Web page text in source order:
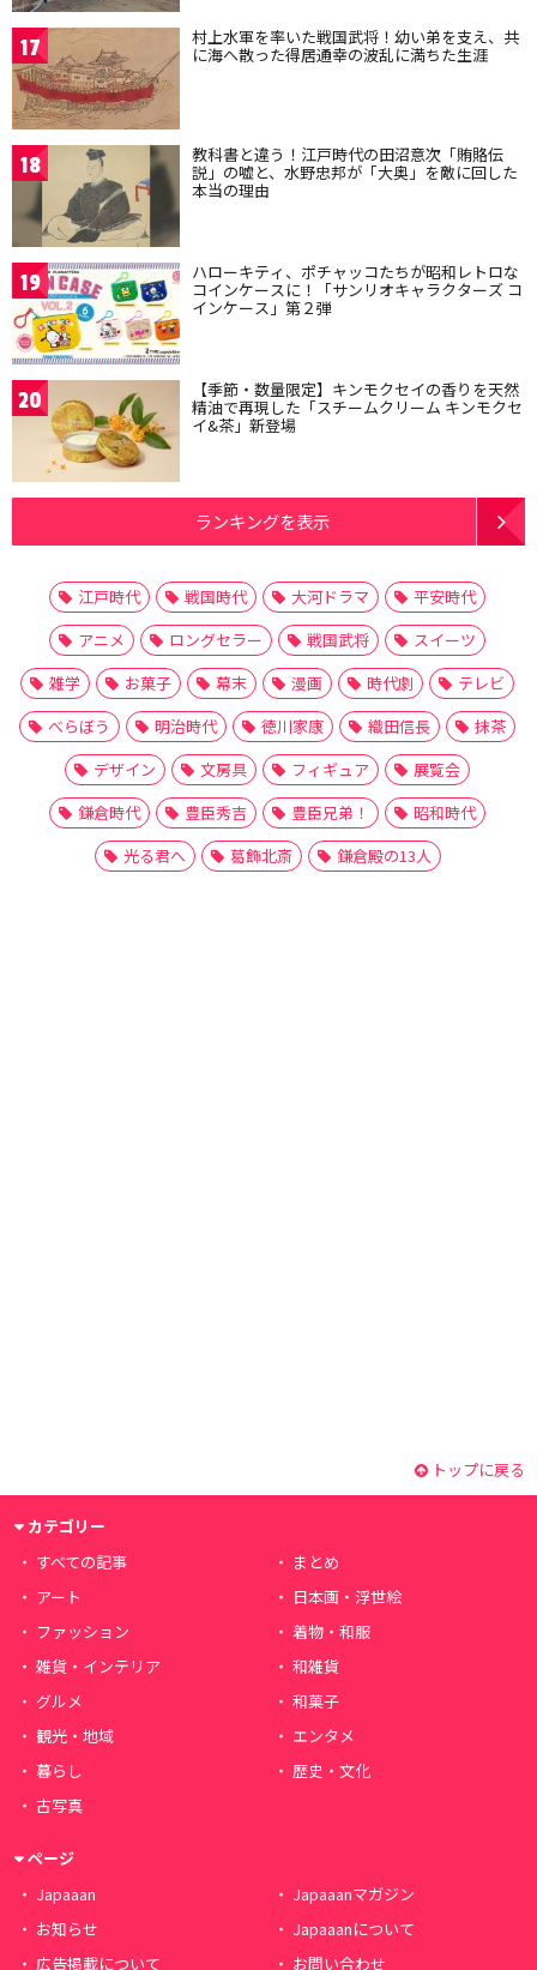
17 村上水軍を率いた戦国武将！幼い弟を支え、共
に海へ散った得居通幸の波乱に満ちた生涯
18 教科書と違う！江戸時代の田沼意次「賄賂伝
説」の嘘と、水野忠邦が「大奥」を敵に回した
本当の理由
19 ハローキティ、ポチャッコたちが昭和レトロな
コインケースに！「サンリオキャラクターズ コ
インケース」第２弾
20 【季節・数量限定】キンモクセイの香りを天然
精油で再現した「スチームクリーム キンモクセ
イ&茶」新登場
ランキングを表示
江戸時代 戦国時代 大河ドラマ
平安時代
アニメ
ロングセラー 戦国武将
スイーツ
雑学
お菓子 幕末 漫画 時代劇
テレビ
べらぼう
明治時代 徳川家康 織田信長
抹茶
デザイン
文房具 フィギュア
展覧会
鎌倉時代
豊臣秀吉 豊臣兄弟！
昭和時代
光る君へ
葛飾北斎 鎌倉殿の13人
トップに戻る
カテゴリー
すべての記事
まとめ
アート
日本画・浮世絵
ファッション
着物・和服
雑貨・インテリア
和雑貨
グルメ
和菓子
観光・地域
エンタメ
暮らし
歴史・文化
古写真
ページ
Japaaan
Japaaanマガジン
お知らせ
Japaaanについて
広告掲載について
お問い合わせ